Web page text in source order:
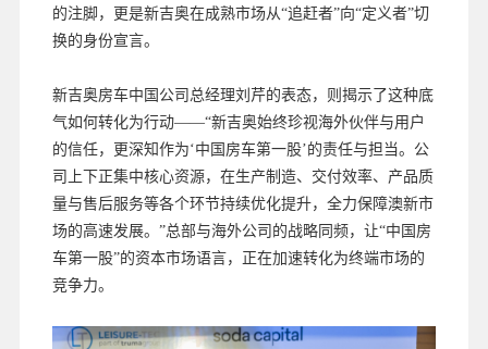
的注脚，更是新吉奥在成熟市场从“追赶者”向“定义者”切
换的身份宣言。
新吉奥房车中国公司总经理刘芹的表态，则揭示了这种底
气如何转化为行动——“新吉奥始终珍视海外伙伴与用户
的信任，更深知作为‘中国房车第一股’的责任与担当。公
司上下正集中核心资源，在生产制造、交付效率、产品质
量与售后服务等各个环节持续优化提升，全力保障澳新市
场的高速发展。”总部与海外公司的战略同频，让“中国房
车第一股”的资本市场语言，正在加速转化为终端市场的
竞争力。